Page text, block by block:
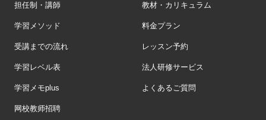
担任制・講師 教材・カリキュラム
学習メソッド 料金プラン
受講までの流れ レッスン予約
学習レベル表 法人研修サービス
学習メモplus よくあるご質問
网校教师招聘